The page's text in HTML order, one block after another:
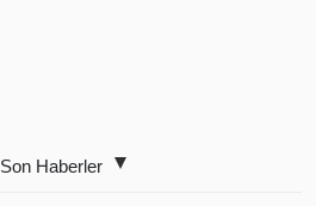
Son Haberler